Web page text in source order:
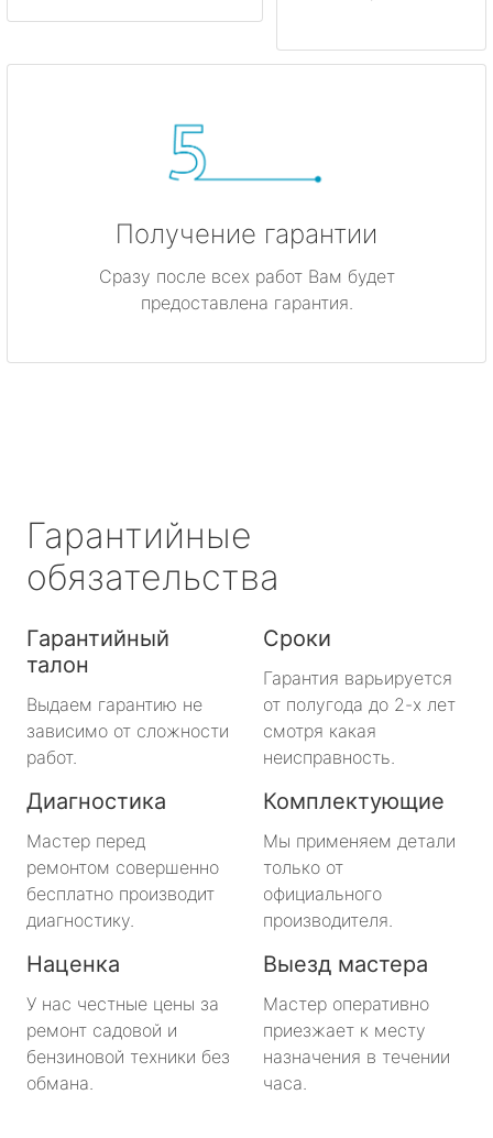
метро Мякинино
метро Кузьминки
метро Китай-город
метро Нагатинская
метро Каширская
метро Нагорная
метро Молодежная
метро Преображенская площадь
метро Нахимовский Проспект
метро Коломенская
метро Парк Культуры
метро Пролетарская
Получение гарантии
Сразу после всех работ Вам будет
предоставлена гарантия.
Гарантийные
обязательства
Гарантийный
талон
Выдаем гарантию не
зависимо от сложности
работ.
Сроки
Гарантия варьируется
от полугода до 2-х лет
смотря какая
неисправность.
Диагностика
Мастер перед
ремонтом совершенно
бесплатно производит
диагностику.
Комплектующие
Мы применяем детали
только от
официального
производителя.
Наценка
У нас честные цены за
ремонт садовой и
бензиновой техники без
обмана.
Выезд мастера
Мастер оперативно
приезжает к месту
назначения в течении
часа.